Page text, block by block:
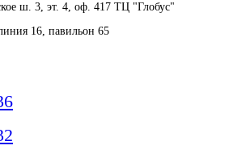
ш. 3, эт. 4, оф. 417 ТЦ "Глобус"
16, павильон 65